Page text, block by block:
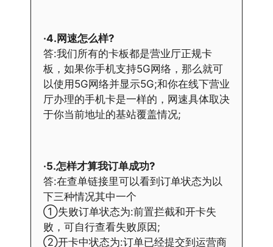
·4.网速怎么样?
答:我们所有的卡板都是营业厅正规卡
板，如果你手机支持5G网络，那么就可
以使用5G网络并显示5G;和你在线下营业
厅办理的手机卡是一样的，网速具体取决
于你当前地址的基站覆盖情况;
·5.怎样才算我订单成功?
答:在查单链接里可以看到订单状态为以
下三种情况其中一个
①失败订单状态为:前置拦截和开卡失
败，可自行查看失败原因;
②开卡中状态为:订单已经提交到运营商